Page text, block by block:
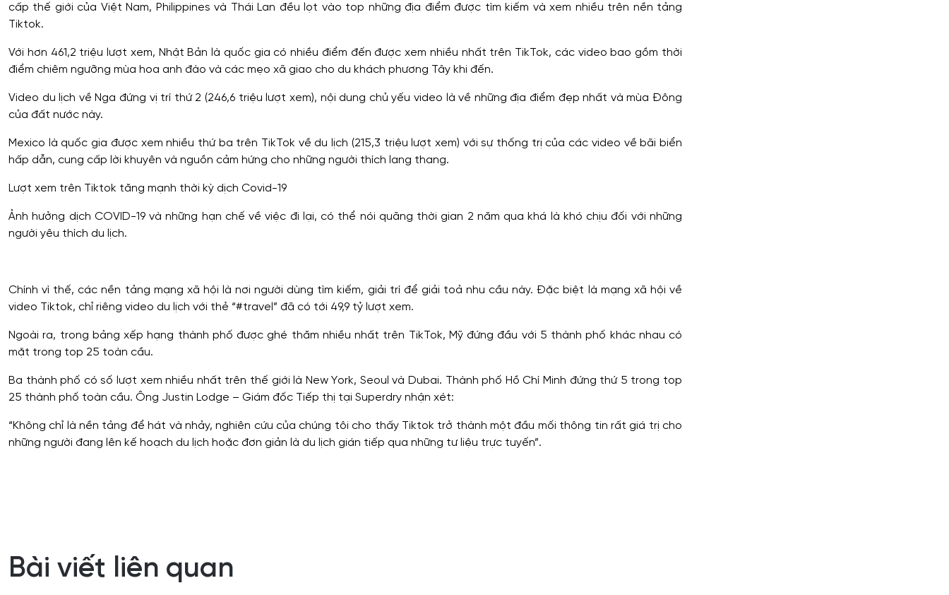
cấp thế giới của Việt Nam, Philippines và Thái Lan đều lọt vào top những địa điểm được tìm kiếm và xem nhiều trên nền tảng
Tiktok.
Với hơn 461,2 triệu lượt xem, Nhật Bản là quốc gia có nhiều điểm đến được xem nhiều nhất trên TikTok, các video bao gồm thời
điểm chiêm ngưỡng mùa hoa anh đào và các mẹo xã giao cho du khách phương Tây khi đến.
Video du lịch về Nga đứng vị trí thứ 2 (246,6 triệu lượt xem), nội dung chủ yếu video là về những địa điểm đẹp nhất và mùa Đông
của đất nước này.
Mexico là quốc gia được xem nhiều thứ ba trên TikTok về du lịch (215,3 triệu lượt xem) với sự thống trị của các video về bãi biển
hấp dẫn, cung cấp lời khuyên và nguồn cảm hứng cho những người thích lang thang.
Lượt xem trên Tiktok tăng mạnh thời kỳ dịch Covid-19
Ảnh hưởng dịch COVID-19 và những hạn chế về việc đi lại, có thể nói quãng thời gian 2 năm qua khá là khó chịu đối với những
người yêu thích du lịch.
Chính vì thế, các nền tảng mạng xã hội là nơi người dùng tìm kiếm, giải trí để giải toả nhu cầu này. Đặc biệt là mạng xã hội về
video Tiktok, chỉ riêng video du lịch với thẻ “#travel” đã có tới 49,9 tỷ lượt xem.
Ngoài ra, trong bảng xếp hạng thành phố được ghé thăm nhiều nhất trên TikTok, Mỹ đứng đầu với 5 thành phố khác nhau có
mặt trong top 25 toàn cầu.
Ba thành phố có số lượt xem nhiều nhất trên thế giới là New York, Seoul và Dubai. Thành phố Hồ Chí Minh đứng thứ 5 trong top
25 thành phố toàn cầu. Ông Justin Lodge – Giám đốc Tiếp thị tại Superdry nhận xét:
“Không chỉ là nền tảng để hát và nhảy, nghiên cứu của chúng tôi cho thấy Tiktok trở thành một đầu mối thông tin rất giá trị cho
những người đang lên kế hoạch du lịch hoặc đơn giản là du lịch gián tiếp qua những tư liệu trực tuyến”.
Bài viết liên quan